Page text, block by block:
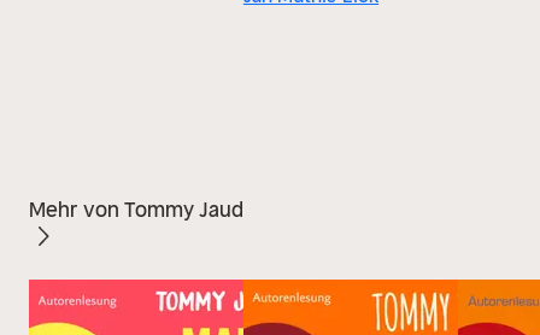
Mehr von Tommy Jaud